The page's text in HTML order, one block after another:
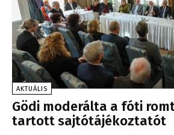
AKTUÁLIS
Gödi moderálta a fóti
tartott sajtótájékoztatót